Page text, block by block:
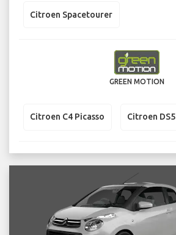
Citroen Spacetourer
GREEN MOTION
Citroen C4 Picasso Citroen DS5